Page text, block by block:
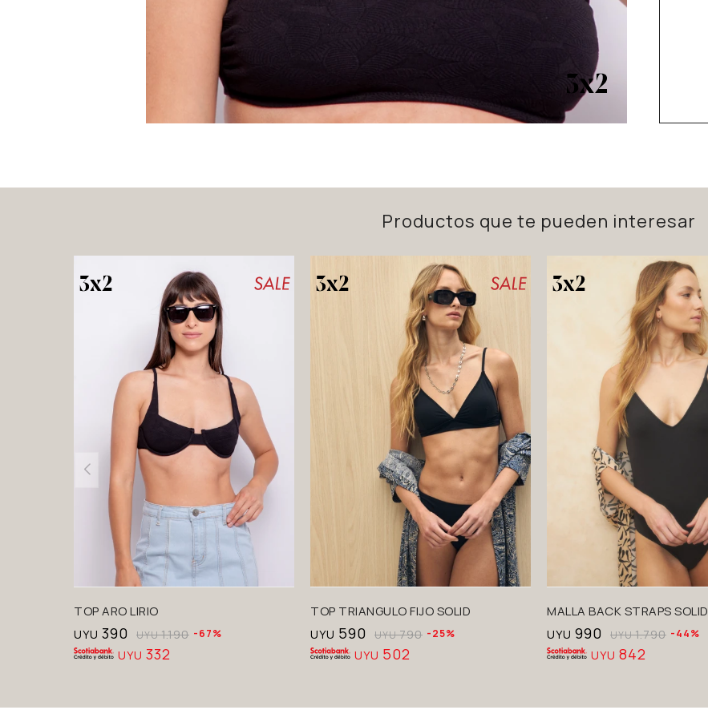
Productos que te pueden interesar
TOP ARO LIRIO
UYU 390 UYU 1.190 67
UYU 332
TOP TRIANGULO FIJO SOLID
UYU 590 UYU 790 25
UYU 502
MALLA BACK STRAPS SOLID
UYU 990 UYU 1.790 44
UYU 842